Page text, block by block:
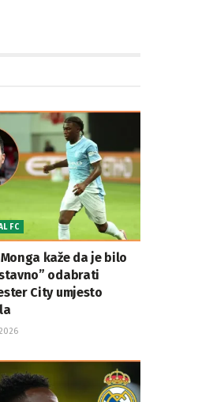
FC
Monga kaže da je bilo
odabrati
City umjesto